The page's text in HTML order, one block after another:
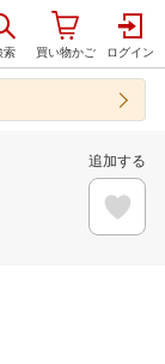
追加する